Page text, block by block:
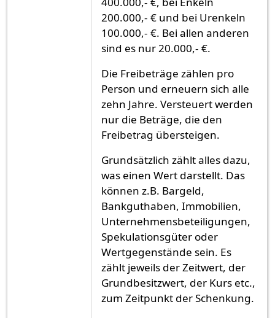
200.000,- € und bei Urenkeln
100.000,- €. Bei allen anderen
sind es nur 20.000,- €.
Die Freibeträge zählen pro
Person und erneuern sich alle
zehn Jahre. Versteuert werden
nur die Beträge, die den
Freibetrag übersteigen.
Grundsätzlich zählt alles dazu,
was einen Wert darstellt. Das
können z.B. Bargeld,
Bankguthaben, Immobilien,
Unternehmensbeteiligungen,
Spekulationsgüter oder
Wertgegenstände sein. Es
zählt jeweils der Zeitwert, der
Grundbesitzwert, der Kurs etc.,
zum Zeitpunkt der Schenkung.